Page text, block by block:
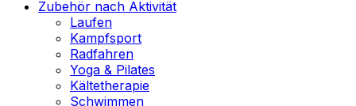
Zubehör nach Aktivität
Laufen
Kampfsport
Radfahren
Yoga & Pilates
Kältetherapie
Schwimmen